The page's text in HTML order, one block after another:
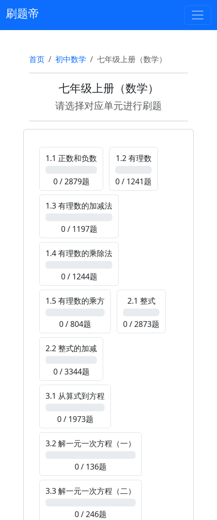
刷题帝
首页 初中数学 七年级上册（数学）
七年级上册（数学）
请选择对应单元进行刷题
1.1 正数和负数
0 / 2879题
1.2 有理数
0 / 1241题
1.3 有理数的加减法
0 / 1197题
1.4 有理数的乘除法
0 / 1244题
1.5 有理数的乘方
0 / 804题
2.1 整式
0 / 2873题
2.2 整式的加减
0 / 3344题
3.1 从算式到方程
0 / 1973题
3.2 解一元一次方程（一）
0 / 136题
3.3 解一元一次方程（二）
0 / 246题